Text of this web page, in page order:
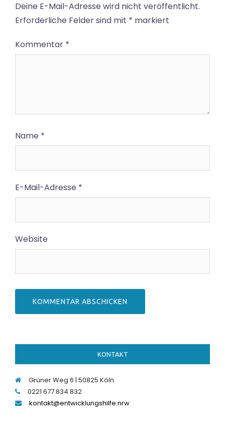
Deine E-Mail-Adresse wird nicht veröffentlicht.
Erforderliche Felder sind mit * markiert
Kommentar *
Name *
E-Mail-Adresse *
Website
KONTAKT
Grüner Weg 6 | 50825 Köln
0221 677 834 832
kontakt@entwicklungshilfe.nrw